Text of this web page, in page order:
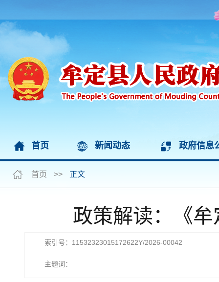
首页 新闻动态 政府信息
首页 >> 正文
政策解读：《
索引号：11532323015172622Y/2026-00042
主题词：